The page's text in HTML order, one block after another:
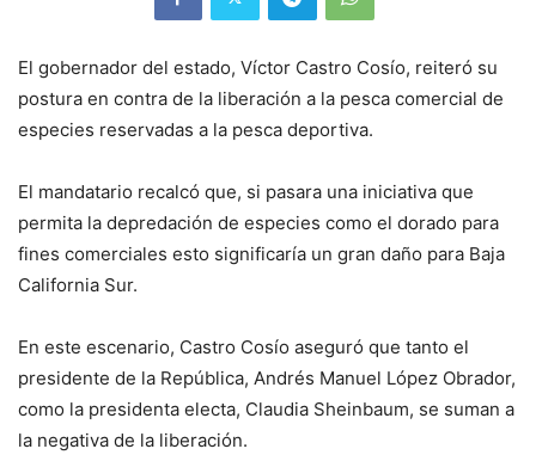
El gobernador del estado, Víctor Castro Cosío, reiteró su
postura en contra de la liberación a la pesca comercial de
especies reservadas a la pesca deportiva.
El mandatario recalcó que, si pasara una iniciativa que
permita la depredación de especies como el dorado para
fines comerciales esto significaría un gran daño para Baja
California Sur.
En este escenario, Castro Cosío aseguró que tanto el
presidente de la República, Andrés Manuel López Obrador,
como la presidenta electa, Claudia Sheinbaum, se suman a
la negativa de la liberación.